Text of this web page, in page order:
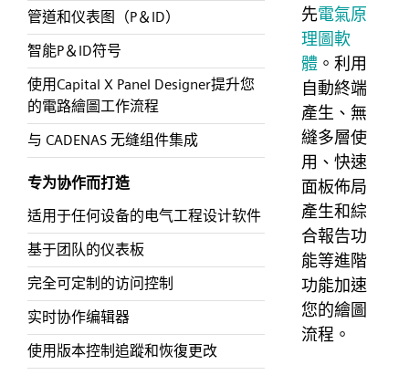
管道和仪表图（P＆ID）
智能P＆ID符号
使用Capital X Panel Designer提升您
的電路繪圖工作流程
与 CADENAS 无缝组件集成
专为协作而打造
适用于任何设备的电气工程设计软件
基于团队的仪表板
完全可定制的访问控制
实时协作编辑器
使用版本控制追蹤和恢復更改
先電氣原
理圖軟
體 。利用
自動終端
產生、無
縫多層使
用、快速
面板佈局
產生和綜
合報告功
能等進階
功能加速
您的繪圖
流程。